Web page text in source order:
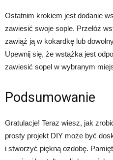
Ostatnim krokiem jest dodanie
zawiesić swoje sople. Przełóż
zawiąż ją w kokardkę lub
Upewnij się, że wstążka jest
zawiesić sopel w wybranym
Podsumowanie
Gratulacje! Teraz wiesz, jak
prosty projekt DIY może być
i stworzyć piękną ozdobę.